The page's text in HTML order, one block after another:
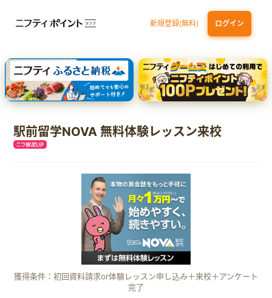
新規登録(無料) ログイン
dカード GOLD 三井住友カード ゴールド（NL）（家族カード発行）
【実質初月無料】DMM | Disney+(ディズニープラス) セットプラン
SBI証券 確定拠出年金（iDeCo）
駅前留学NOVA 無料体験レッスン来校
獲得条件：初回資料請求or体験レッスン申し込み＋来校＋アンケート
完了